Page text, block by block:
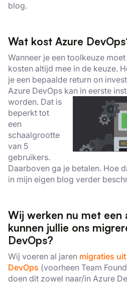
blog.
Wat kost Azure
Wanneer je een toolkeuze
kosten altijd mee in de keuze.
je een bepaalde return on
Azure DevOps kan in eerste
worden. Dat is
beperkt tot
een
schaalgrootte
van 5
gebruikers.
Daarboven ga je betalen. Hoe
in mijn eigen blog verder
Wij werken nu met een
kunnen jullie ons
DevOps?
Wij voeren al jaren migraties
DevOps (voorheen Team
doen dit zowel naar/in Azure